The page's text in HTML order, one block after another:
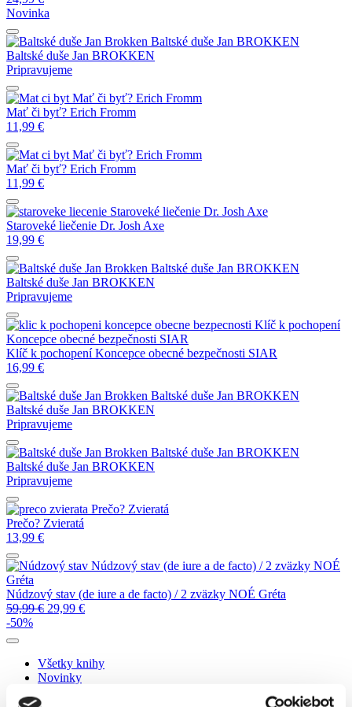
Novinka
Baltské duše Jan BROKKEN
Baltské duše Jan BROKKEN
Pripravujeme
Mať či byť? Erich Fromm
Mať či byť? Erich Fromm
11,99 €
Mať či byť? Erich Fromm
Mať či byť? Erich Fromm
11,99 €
Staroveké liečenie Dr. Josh Axe
Staroveké liečenie Dr. Josh Axe
19,99 €
Baltské duše Jan BROKKEN
Baltské duše Jan BROKKEN
Pripravujeme
Klíč k pochopení
Koncepce obecné bezpečnosti SIAR
Klíč k pochopení Koncepce obecné bezpečnosti SIAR
16,99 €
Baltské duše Jan BROKKEN
Baltské duše Jan BROKKEN
Pripravujeme
Baltské duše Jan BROKKEN
Baltské duše Jan BROKKEN
Pripravujeme
Prečo? Zvieratá
Prečo? Zvieratá
13,99 €
Núdzový stav (de iure a de facto) / 2 zväzky NOÉ
Gréta
Núdzový stav (de iure a de facto) / 2 zväzky NOÉ Gréta
59,99€ 29,99 €
-50%
Všetky knihy
Novinky